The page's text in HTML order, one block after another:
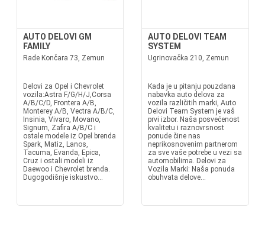
AUTO DELOVI GM
FAMILY
Rade Končara 73, Zemun
Delovi za Opel i Chevrolet
vozila:Astra F/G/H/J,Corsa
A/B/C/D, Frontera A/B,
Monterey A/B, Vectra A/B/C,
Insinia, Vivaro, Movano,
Signum, Zafira A/B/C i
ostale modele iz Opel brenda
Spark, Matiz, Lanos,
Tacuma, Evanda, Epica,
Cruz i ostali modeli iz
Daewoo i Chevrolet brenda.
Dugogodišnje iskustvo...
AUTO DELOVI TEAM
SYSTEM
Ugrinovačka 210, Zemun
Kada je u pitanju pouzdana
nabavka auto delova za
vozila različitih marki, Auto
Delovi Team System je vaš
prvi izbor. Naša posvećenost
kvalitetu i raznovrsnost
ponude čine nas
neprikosnovenim partnerom
za sve vaše potrebe u vezi sa
automobilima. Delovi za
Vozila Marki: Naša ponuda
obuhvata delove...